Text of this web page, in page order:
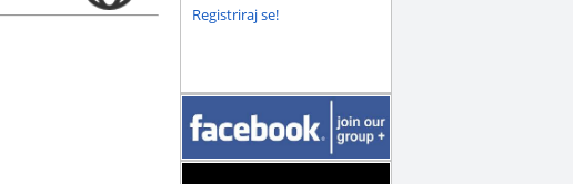
Registriraj se!